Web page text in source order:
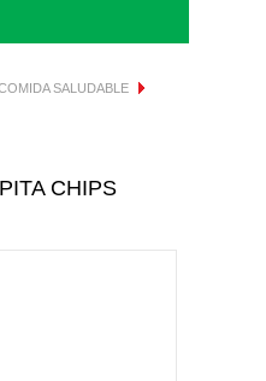
SALUDABLE
CHIPS